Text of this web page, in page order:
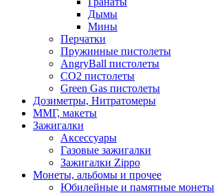
Дымы
Мины
Перчатки
Пружинные пистолеты
AngryBall пистолеты
CO2 пистолеты
Green Gas пистолеты
Дозиметры, Нитратомеры
ММГ, макеты
Зажигалки
Аксессуары
Газовые зажигалки
Зажигалки Zippo
Монеты, альбомы и прочее
Юбилейные и памятные монеты